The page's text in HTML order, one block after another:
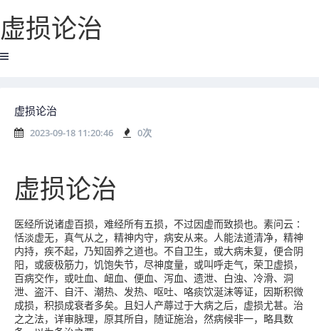
虚损论治
虚损论治
2023-09-18 11:20:46 0次
虚损论治
医经所说诸虚百损，难经所有五损，不过因虚而致损也。素问云∶
恬淡虚无，真气从之，精神内守，病安从来。人能法道清净，精神
内持，疾不起，乃知固养之道也。不自卫生，或大病未复，便合阴
阳，或疲极筋力，饥饱失节，尽神度量，或叫呼走气，荣卫虚损，
百病交作，或吐血、衄血、便血、泻血、遗泄、白浊、冷滑、洞
泄、盗汗、自汗、潮热、发热、呕吐、咯痰饮涎沫等证，因斯积微
成损，积损成衰者多矣。且妇人产蓐过于大病之后，虚损尤甚。治
之之法，详审脉理，原其所自，随证施治，然病候非一，略具数